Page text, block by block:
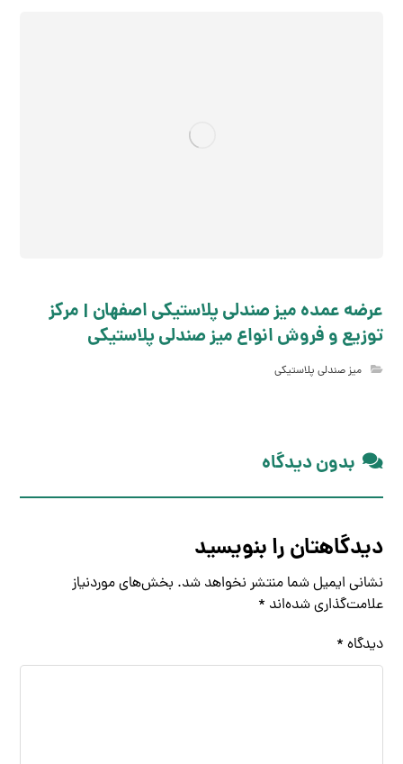
عرضه عمده میز صندلی پلاستیکی اصفهان | مرکز
توزیع و فروش انواع میز صندلی پلاستیکی
میز صندلی پلاستیکی
بدون دیدگاه
دیدگاهتان را بنویسید
نشانی ایمیل شما منتشر نخواهد شد. بخش‌های موردنیاز
علامت‌گذاری شده‌اند *
دیدگاه *